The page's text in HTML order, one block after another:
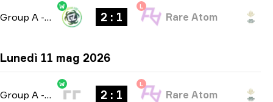
Group A - bo3
W
2 : 1
L
Rare Atom
Lunedì 11 mag 2026
Group A - bo3
W
2 : 1
L
Rare Atom